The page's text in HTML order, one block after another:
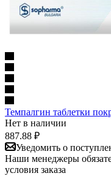
Темпалгин таблетки
Нет в наличии
887.88 ₽
Уведомить о
Наши менеджеры
условия заказа